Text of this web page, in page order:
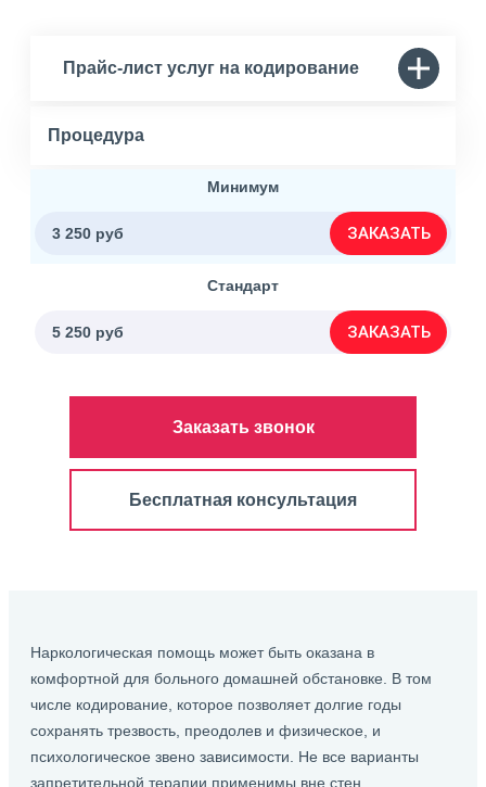
Прайс-лист услуг на кодирование
Процедура
Минимум
3 250 руб ЗАКАЗАТЬ
Стандарт
5 250 руб ЗАКАЗАТЬ
Заказать звонок
Бесплатная консультация
Наркологическая помощь может быть оказана в
комфортной для больного домашней обстановке. В том
числе кодирование, которое позволяет долгие годы
сохранять трезвость, преодолев и физическое, и
психологическое звено зависимости. Не все варианты
запретительной терапии применимы вне стен